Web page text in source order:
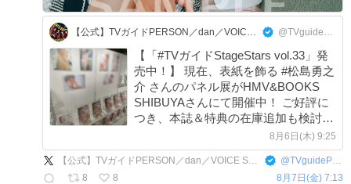
【公式】TVガイドPERSON／dan／VOICE STARS／Stage Stars @TVguidePERSON
【「#TVガイドStageStars vol.33」発
売中！】 現在、表紙を飾る #松島勇之
介 さんのパネル展がHMV&BOOKS
SHIBUYAさんにて開催中！ ご好評に
つき、本誌＆特典の在庫追加も検討中
ですので、詳細は続報をお待ちくださ
い。 ※店舗へのお問い合わせはお控
えください 📢開催期間：8/17(月)まで
8月6日(木) 9:25
【公式】TVガイドPERSON／dan／VOICE STARS／Stage Stars @TVguidePERSON
8
8 8月7日(金) 7:13